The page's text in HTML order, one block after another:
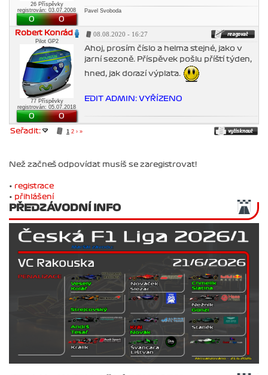
26 Příspěvky
registrován: 03.07.2008
0 0
Pavel Svoboda
Robert Konrád
Pilot GP2
77 Příspěvky
registrován: 05.07.2018
0 0
08.08.2020 - 16:27
Ahoj, prosím číslo a helma stejné, jako v
jarní sezoně. Příspěvek pošlu příští týden,
hned, jak dorazí výplata.
EDIT ADMIN: VYŘÍZENO
Seřadit: 1 2 › »
Než začneš odpovídat musíš se zaregistrovat!
• registrace
• přihlášení
PŘEDZÁVODNÍ INFO